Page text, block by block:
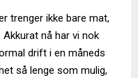
trenger ikke bare mat,
nå har vi nok
drift i en måneds
så lenge som mulig,